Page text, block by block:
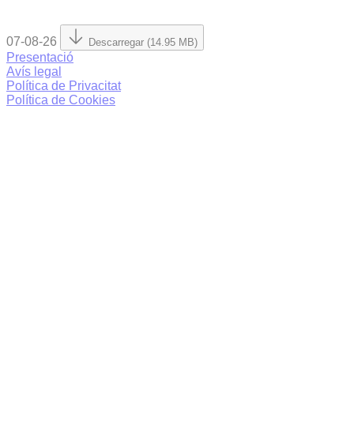
07-08-26 Descarregar (14.95 MB)
Presentació
Avís legal
Política de Privacitat
Política de Cookies